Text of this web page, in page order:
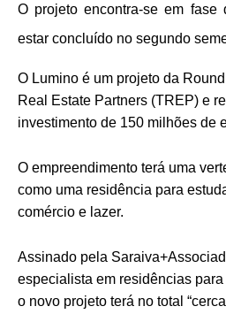
O projeto encontra-se em fase
estar concluído no segundo
O Lumino é um projeto da
Real Estate Partners (TREP) e
investimento de 150 milhões de
O empreendimento terá uma
como uma residência para
comércio e lazer.
Assinado pela
especialista em residências
o novo projeto terá no total